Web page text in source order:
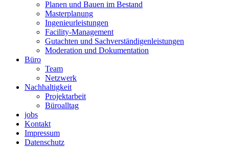
Planen und Bauen im Bestand
Masterplanung
Ingenieurleistungen
Facility-Management
Gutachten und Sachverständigenleistungen
Moderation und Dokumentation
Büro
Team
Netzwerk
Nachhaltigkeit
Projektarbeit
Büroalltag
jobs
Kontakt
Impressum
Datenschutz